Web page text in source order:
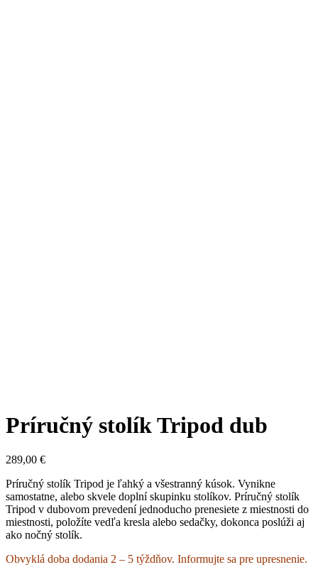
Príručný stolík Tripod dub
289,00 €
Príručný stolík Tripod je ľahký a všestranný kúsok. Vynikne
samostatne, alebo skvele doplní skupinku stolíkov. Príručný stolík
Tripod v dubovom prevedení jednoducho prenesiete z miestnosti do
miestnosti, položíte vedľa kresla alebo sedačky, dokonca poslúži aj
ako nočný stolík.
Obvyklá doba dodania 2 – 5 týždňov. Informujte sa pre upresnenie.